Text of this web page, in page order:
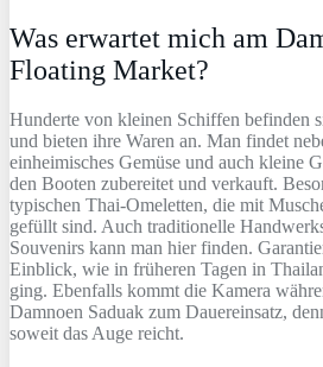
Was erwartet mich am
Floating Market?
Hunderte von kleinen Schiffen befinden
und bieten ihre Waren an. Man findet
einheimisches Gemüse und auch kleine
den Booten zubereitet und verkauft.
typischen Thai-Omeletten, die mit
gefüllt sind. Auch traditionelle
Souvenirs kann man hier finden.
Einblick, wie in früheren Tagen in
ging. Ebenfalls kommt die Kamera
Damnoen Saduak zum Dauereinsatz,
soweit das Auge reicht.